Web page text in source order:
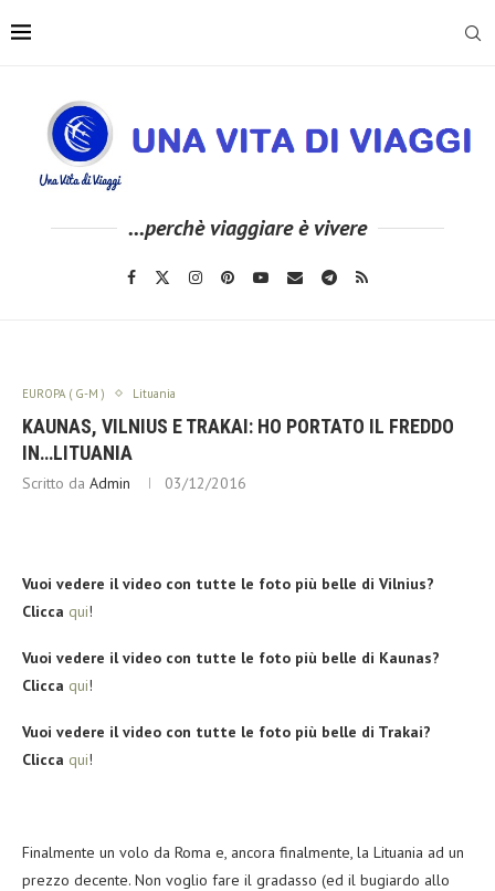
...perchè viaggiare è vivere
EUROPA ( G-M ) Lituania
KAUNAS, VILNIUS E TRAKAI: HO PORTATO IL FREDDO
IN…LITUANIA
Scritto da Admin 03/12/2016
Vuoi vedere il video con tutte le foto più belle di Vilnius?
Clicca qui!
Vuoi vedere il video con tutte le foto più belle di Kaunas?
Clicca qui!
Vuoi vedere il video con tutte le foto più belle di Trakai?
Clicca qui!
Finalmente un volo da Roma e, ancora finalmente, la Lituania ad un
prezzo decente. Non voglio fare il gradasso (ed il bugiardo allo